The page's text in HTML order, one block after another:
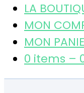
LA
MON
MON
0 items –